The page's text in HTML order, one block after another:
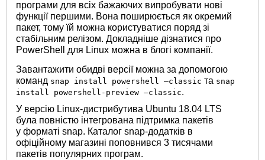
програми для всіх бажаючих випробувати нові
функції першими. Вона поширюється як окремий
пакет, тому їй можна користуватися поряд зі
стабільним релізом. Докладніше дізнатися про
PowerShell для Linux можна в блогі компанії.
Завантажити обидві версії можна за допомогою
команд snap install powershell –classic та snap
install powershell-preview –classic.
У версію Linux-дистрибутива Ubuntu 18.04 LTS
була повністю інтегрована підтримка пакетів
у форматі snap. Каталог snap-додатків в
офіційному магазині поповнився 3 тисячами
пакетів популярних програм.